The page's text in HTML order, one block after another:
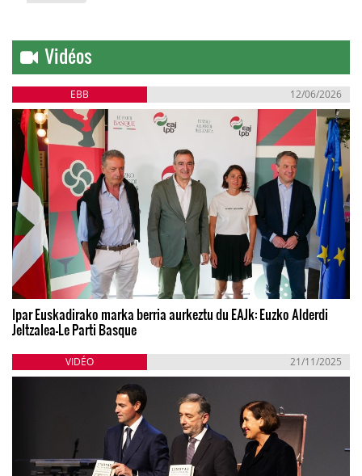
Vidéos
EBB 12/06/2026
Ipar Euskadirako marka berria aurkeztu du EAJk: Euzko Alderdi
Jeltzalea-Le Parti Basque
VIDÉO 21/11/2025